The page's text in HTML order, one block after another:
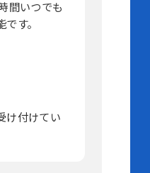
間いつでも
す。
け付けてい